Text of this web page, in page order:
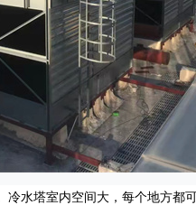
水塔室内空间大，每个地方都